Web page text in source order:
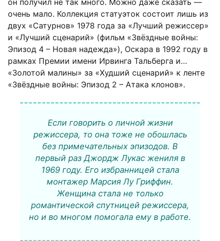
очень мало. Коллекция статуэток состоит лишь из
двух «Сатурнов» 1978 года за «Лучший режиссер»
и «Лучший сценарий» (фильм «Звёздные войны:
Эпизод 4 – Новая надежда»), Оскара в 1992 году в
рамках Премии имени Ирвинга Тальберга и…
«Золотой малины» за «Худший сценарий» к ленте
«Звёздные войны: Эпизод 2 – Атака клонов».
Если говорить о личной жизни
режиссера, то она тоже не обошлась
без примечательных эпизодов. В
первый раз Джордж Лукас жениля в
1969 году. Его избранницей стала
монтажер Марсия Лу Гриффин.
Женщина стала не только
романтической спутницей режиссера,
но и во многом помогала ему в работе.